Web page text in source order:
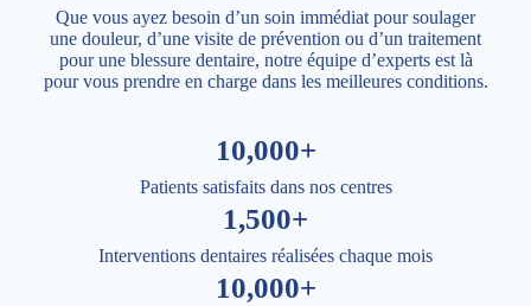
Que vous ayez besoin d’un soin immédiat pour soulager
une douleur, d’une visite de prévention ou d’un traitement
pour une blessure dentaire, notre équipe d’experts est là
pour vous prendre en charge dans les meilleures conditions.
10,000+
Patients satisfaits dans nos centres
1,500+
Interventions dentaires réalisées chaque mois
10,000+